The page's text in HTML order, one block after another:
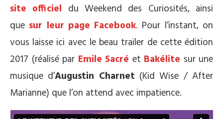
site officiel du Weekend des Curiosités, ainsi
que sur leur page Facebook. Pour l’instant, on
vous laisse ici avec le beau trailer de cette édition
2017 (réalisé par Emile Sacré et Bakélite sur une
musique d’Augustin Charnet (Kid Wise / After
Marianne) que l’on attend avec impatience.